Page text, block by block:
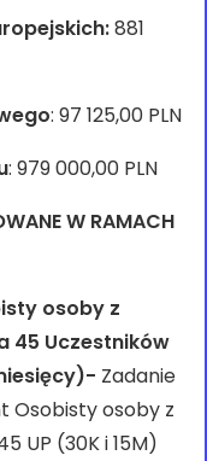
881
: 97 125,00 PLN
: 979 000,00 PLN
W RAMACH
osoby z
45 Uczestników
Zadanie
Osobisty osoby z
UP (30K i 15M)